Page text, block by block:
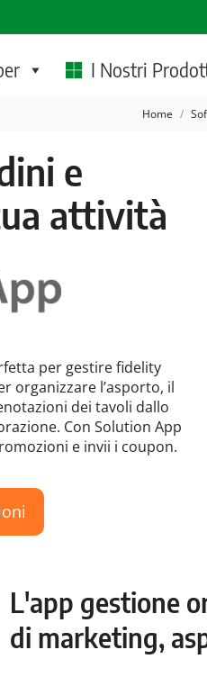
I Nostri
Tu sei
Home
e
attività
per gestire fidelity
organizzare l’asporto, il
dei tavoli dallo
Con Solution App
e invii i coupon.
L'app gestione
di marketing,